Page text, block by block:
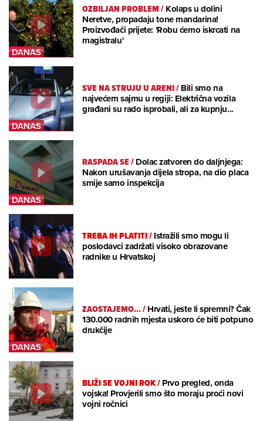
OZBILJAN PROBLEM/Kolaps u dolini
Neretve, propadaju tone mandarina!
Proizvođači prijete: 'Robu ćemo iskrcati na
magistralu'
SVE NA STRUJU U ARENI/Bili smo na
najvećem sajmu u regiji: Električna vozila
građani su rado isprobali, ali za kupnju...
RASPADA SE/Dolac zatvoren do daljnjega:
Nakon urušavanja dijela stropa, na dio placa
smije samo inspekcija
TREBA IH PLATITI/Istražili smo mogu li
poslodavci zadržati visoko obrazovane
radnike u Hrvatskoj
ZAOSTAJEMO.../Hrvati, jeste li spremni? Čak
130.000 radnih mjesta uskoro će biti potpuno
drukčije
BLIŽI SE VOJNI ROK/Prvo pregled, onda
vojska! Provjerili smo što moraju proći novi
vojni ročnici